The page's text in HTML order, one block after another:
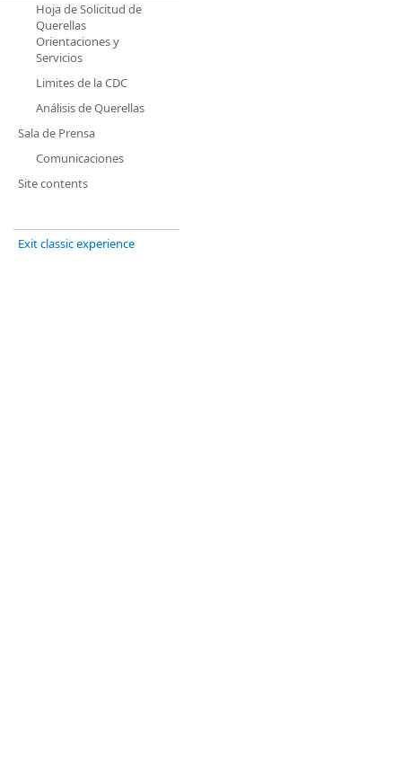
Hoja de Solicitud de
Querellas
Orientaciones y
Servicios
Limites de la CDC
Análisis de Querellas
Sala de Prensa
Comunicaciones
Site contents
Exit classic experience